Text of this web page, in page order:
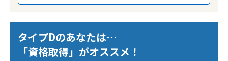
タイプDのあなたは…
「資格取得」がオススメ！